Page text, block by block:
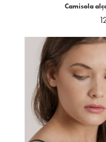
Camisola